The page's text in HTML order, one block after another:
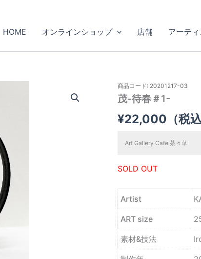
HOME オンラインショップ 店舗 アーティ
商品コード: 20201217-03
茂-待春＃1-
¥22,000 （税
Art Gallery Cafe 茶々華
SOLD OUT
Artist
ART size
素材&技法